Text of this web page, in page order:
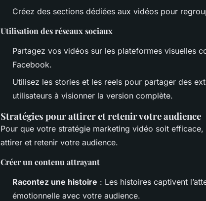
Créez des sections dédiées aux vidéos pour
Utilisation des réseaux sociaux
Partagez vos vidéos sur les plateformes visuelles
Facebook.
Utilisez les stories et les reels pour partager des
utilisateurs à visionner la version complète.
Stratégies pour attirer et retenir votre audience
Pour que votre stratégie marketing vidéo soit
attirer et retenir votre audience.
Créer un contenu attrayant
Racontez une histoire : Les histoires captivent
émotionnelle avec votre audience.